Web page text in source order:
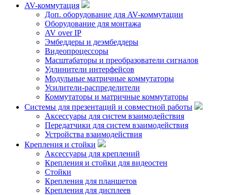
AV-коммутация
Доп. оборудование для AV-коммутации
Оборудование для монтажа
AV over IP
Эмбеддеры и деэмбеддеры
Видеопроцессоры
Масштабаторы и преобразователи сигналов
Удлинители интерфейсов
Модульные матричные коммутаторы
Усилители-распределители
Коммутаторы и матричные коммутаторы
Системы для презентаций и совместной работы
Аксессуары для систем взаимодействия
Передатчики для систем взаимодействия
Устройства взаимодействия
Крепления и стойки
Аксессуары для креплений
Крепления и стойки для видеостен
Стойки
Крепления для планшетов
Крепления для дисплеев